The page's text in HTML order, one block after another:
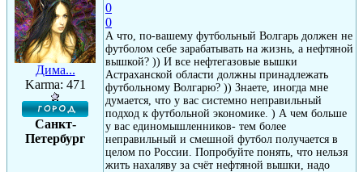
Дима...
Karma: 471
Санкт-
Петербург
0
0
А что, по-вашему футбольный Волгарь должен не
футболом себе зарабатывать на жизнь, а нефтяной
вышкой? )) И все нефтегазовые вышки
Астраханской области должны принадлежать
футбольному Волгарю? )) Знаете, иногда мне
думается, что у вас системно неправильный
подход к футбольной экономике. ) А чем больше
у вас единомышленников- тем более
неправильный и смешной футбол получается в
целом по России. Попробуйте понять, что нельзя
жить нахаляву за счёт нефтяной вышки, надо